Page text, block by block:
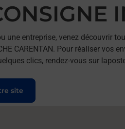
une entreprise, venez découvrir
CARENTAN. Pour réaliser vos
clics, rendez-vous sur
site